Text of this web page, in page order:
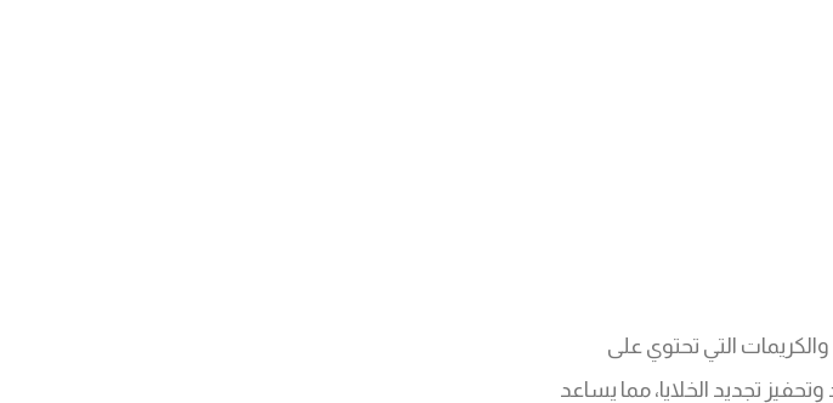
التي تحتوي على
تجديد الخلايا، مما يساعد